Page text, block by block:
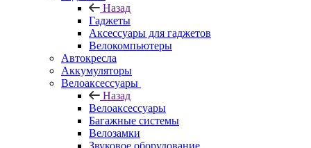
Назад
Гаджеты
Аксессуары для гаджетов
Велокомпьютеры
Автокресла
Аккумуляторы
Велоаксессуары
Назад
Велоаксессуары
Багажные системы
Велозамки
Звуковое оборудование